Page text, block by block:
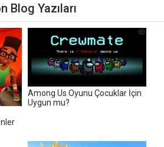
Blog Yazıları
Among Us Oyunu Çocuklar İçin
Uygun mu?